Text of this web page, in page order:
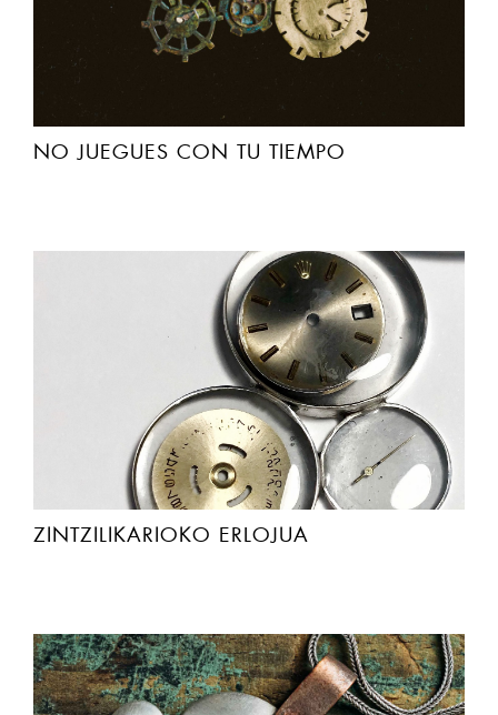
NO JUEGUES CON TU TIEMPO
ZINTZILIKARIOKO ERLOJUA